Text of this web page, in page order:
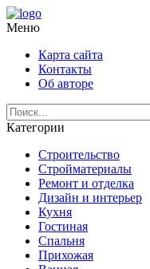
Меню
Карта сайта
Контакты
Об авторе
Категории
Строительство
Стройматериалы
Ремонт и отделка
Дизайн и интерьер
Кухня
Гостиная
Спальня
Прихожая